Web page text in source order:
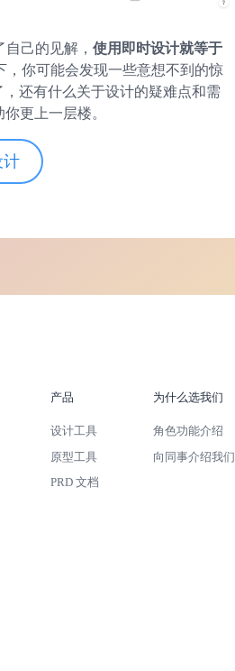
自己的见解， 使用即时设计就等于
，你可能会发现一些意想不到的惊
还有什么关于设计的疑难点和需
你更上一层楼。
计
产品
设计工具
原型工具
PRD 文档
为什么选我们
角色功能介绍
向同事介绍我们